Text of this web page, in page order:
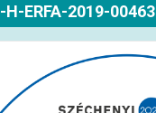
ERFA-2019-00463